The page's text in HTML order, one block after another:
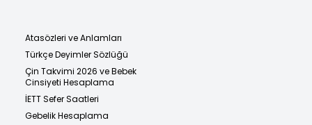
Atasözleri ve Anlamları
Türkçe Deyimler Sözlüğü
Çin Takvimi 2026 ve Bebek
Cinsiyeti Hesaplama
İETT Sefer Saatleri
Gebelik Hesaplama